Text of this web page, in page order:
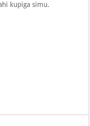
kupiga simu.